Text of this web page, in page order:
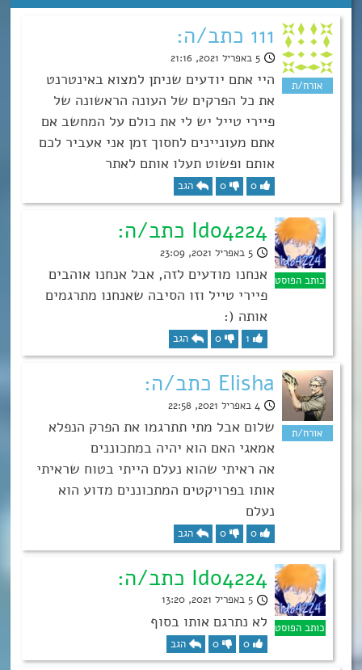
111 כתב/ה:
5 באפריל 2021, 21:16
היי אתם יודעים שניתן למצוא באינטרנט
את כל הפרקים של העונה הראשונה של
פיירי טייל יש לי את כולם על המחשב אם
אתם מעוניינים לחסוך זמן אני אעביר לכם
אותם ופשוט תעלו אותם לאתר
0
0 הגב
Ido4224 כתב/ה:
5 באפריל 2021, 23:09
אנחנו מודעים לזה, אבל אנחנו אוהבים
פיירי טייל וזו הסיבה שאנחנו מתרגמים
אותה (:
1
0 הגב
Elisha כתב/ה:
4 באפריל 2021, 22:58
שלום אבל מתי תתרגמו את הפרק הנפלא
אמאגי האם הוא יהיה במתכוננים
אה ראיתי שהוא נעלם הייתי בטוח שראיתי
אותו בפרויקטים המתכוננים מדוע הוא
נעלם
0
0 הגב
Ido4224 כתב/ה:
5 באפריל 2021, 13:20
לא נתרגם אותו בסוף
0
0 הגב